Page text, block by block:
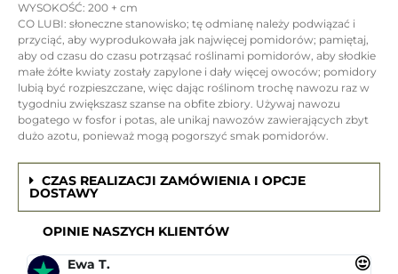
WYSOKOŚĆ: 200 + cm
CO LUBI: słoneczne stanowisko; tę odmianę należy podwiązać i
przyciąć, aby wyprodukowała jak najwięcej pomidorów; pamiętaj,
aby od czasu do czasu potrząsać roślinami pomidorów, aby słodkie
małe żółte kwiaty zostały zapylone i dały więcej owoców; pomidory
lubią być rozpieszczane, więc dając roślinom trochę nawozu raz w
tygodniu zwiększasz szanse na obfite zbiory. Używaj nawozu
bogatego w fosfor i potas, ale unikaj nawozów zawierających zbyt
dużo azotu, ponieważ mogą pogorszyć smak pomidorów.
CZAS REALIZACJI ZAMÓWIENIA I OPCJE
DOSTAWY
OPINIE NASZYCH KLIENTÓW
Ewa T.